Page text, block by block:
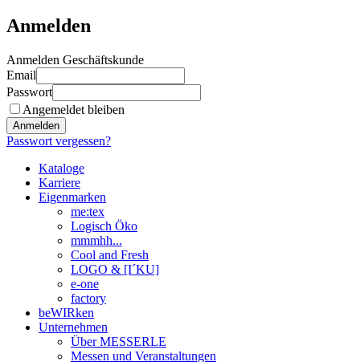
Anmelden
Anmelden Geschäftskunde
Email
Passwort
Angemeldet bleiben
Anmelden
Passwort vergessen?
Kataloge
Karriere
Eigenmarken
me:tex
Logisch Öko
mmmhh...
Cool and Fresh
LOGO & [I´KU]
e-one
factory
beWIRken
Unternehmen
Über MESSERLE
Messen und Veranstaltungen